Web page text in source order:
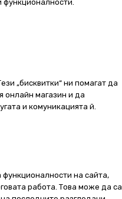
функционалности.
„бисквитки“ ни помагат да
онлайн магазин и да
и комуникацията й.
функционалности на сайта,
работа. Това може да са